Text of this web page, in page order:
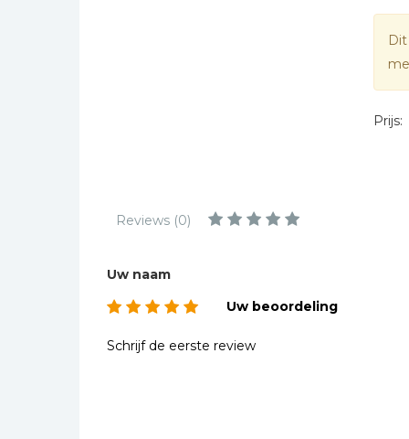
Toeristische kaarten en
Taalstudie
Wenskaarten
Prijs:
Reviews (0)
Uw naam
Uw beoordeling
Schrijf de eerste review